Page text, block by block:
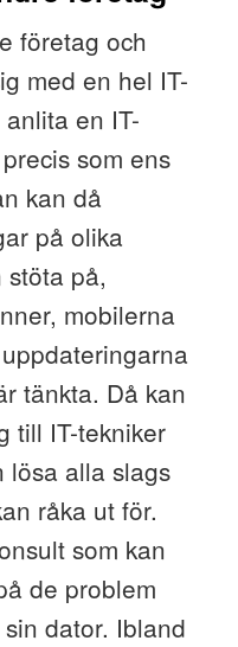
företag och
med en hel IT-
en IT-
som ens
kan då
på olika
stöta på,
mobilerna
tänkta. Då kan
till IT-tekniker
lösa alla slags
råka ut för.
som kan
de problem
dator. Ibland